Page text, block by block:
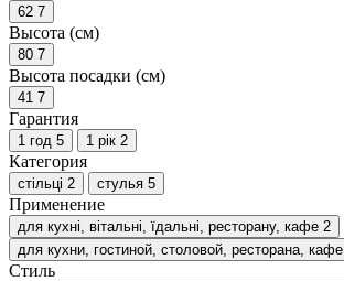
62 7
Высота (см)
80 7
Высота посадки (см)
41 7
Гарантия
1 год 5 1 рік 2
Категория
стільці 2 стулья 5
Применение
для кухні, вітальні, їдальні, ресторану, кафе 2
для кухни, гостиной, столовой, ресторана, кафе
Стиль